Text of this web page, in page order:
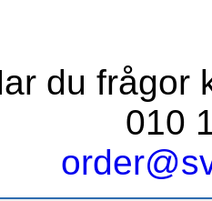
du frågor
010